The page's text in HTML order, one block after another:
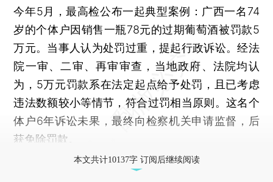
今年5月，最高检公布一起典型案例：广西一名74
岁的个体户因销售一瓶78元的过期葡萄酒被罚款5
万元。当事人认为处罚过重，提起行政诉讼。经法
院一审、二审、再审审查，当地政府、法院均认
为，5万元罚款系在法定起点给予处罚，且已考虑
违法数额较小等情节，符合过罚相当原则。这名个
体户6年诉讼未果，最终向检察机关申请监督，后
获免除罚款。
本文共计10137字 订阅后继续阅读